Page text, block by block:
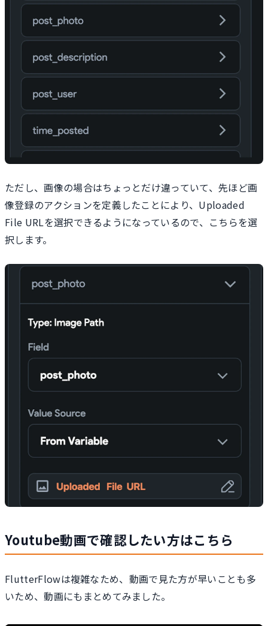
ただし、画像の場合はちょっとだけ違っていて、先ほど画
像登録のアクションを定義したことにより、Uploaded
File URLを選択できるようになっているので、こちらを選
択します。
Youtube動画で確認したい方はこちら
FlutterFlowは複雑なため、動画で見た方が早いことも多
いため、動画にもまとめてみました。